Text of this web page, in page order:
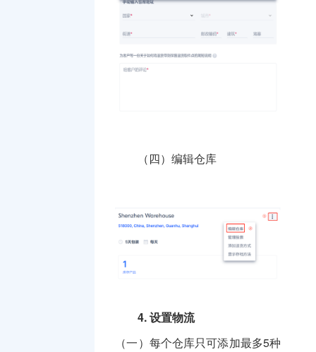
（四）编辑仓库
4.设置物流
（一）每个仓库只可添加最多5种